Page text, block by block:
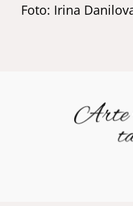
Foto: Irina